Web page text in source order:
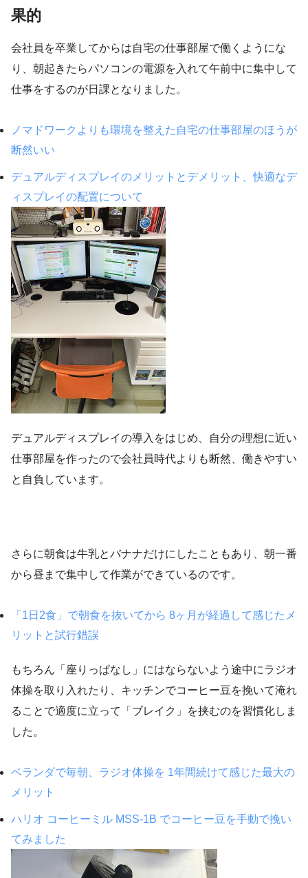
果的
会社員を卒業してからは自宅の仕事部屋で働くようにな
り、朝起きたらパソコンの電源を入れて午前中に集中して
仕事をするのが日課となりました。
ノマドワークよりも環境を整えた自宅の仕事部屋のほうが
断然いい
デュアルディスプレイのメリットとデメリット、快適なデ
ィスプレイの配置について
デュアルディスプレイの導入をはじめ、自分の理想に近い
仕事部屋を作ったので会社員時代よりも断然、働きやすい
と自負しています。
さらに朝食は牛乳とバナナだけにしたこともあり、朝一番
から昼まで集中して作業ができているのです。
「1日2食」で朝食を抜いてから 8ヶ月が経過して感じたメ
リットと試行錯誤
もちろん「座りっぱなし」にはならないよう途中にラジオ
体操を取り入れたり、キッチンでコーヒー豆を挽いて淹れ
ることで適度に立って「ブレイク」を挟むのを習慣化しま
した。
ベランダで毎朝、ラジオ体操を 1年間続けて感じた最大の
メリット
ハリオ コーヒーミル MSS-1B でコーヒー豆を手動で挽い
てみました